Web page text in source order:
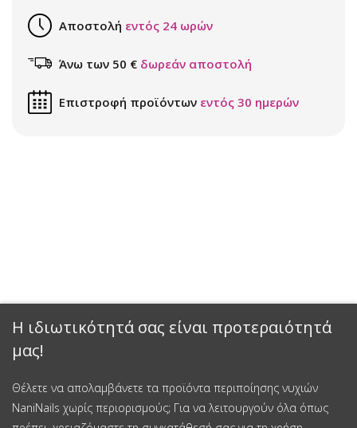
Η ιδιωτικότητά σας είναι προτεραιότητά
μας!
Θέλετε να απολαμβάνετε τα προϊόντα περιποίησης νυχιών
NaniNails χωρίς περιορισμούς; Για να λειτουργούν όλα όπως
Αποστολή εντός 24 ωρών
Άνω των 50 € δωρεάν αποστολή
Επιστροφή προϊόντων εντός 30 ημερών